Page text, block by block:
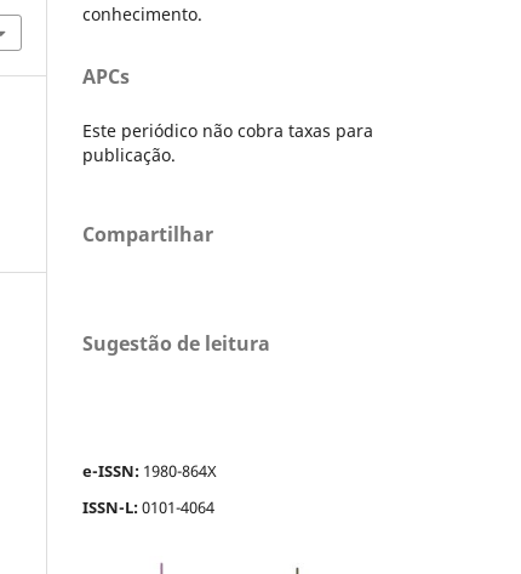
conhecimento.
APCs
Este periódico não cobra taxas para
publicação.
Compartilhar
Sugestão de leitura
e-ISSN: 1980-864X
ISSN-L:0101-4064